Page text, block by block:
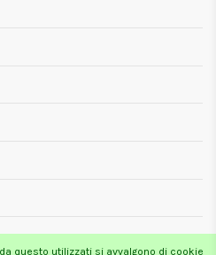
intendono Iva inclusa
questo utilizzati si avvalgono di cookie